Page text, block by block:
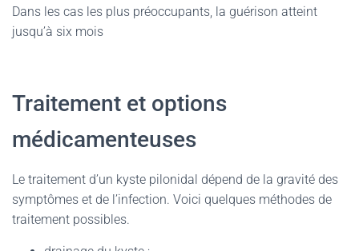
Dans les cas les plus préoccupants, la guérison atteint
jusqu’à six mois
Traitement et options
médicamenteuses
Le traitement d’un kyste pilonidal dépend de la gravité des
symptômes et de l’infection. Voici quelques méthodes de
traitement possibles.